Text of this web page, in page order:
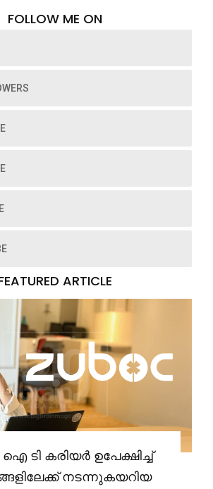
FOLLOW ME ON
ARTICLE
ഐ ടി കരിയർ ഉപേക്ഷിച്ച്
നടന്നുകയറിയ